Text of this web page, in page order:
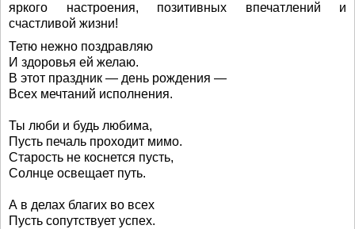
яркого настроения, позитивных впечатлений и
счастливой жизни!
Тетю нежно поздравляю
И здоровья ей желаю.
В этот праздник — день рождения —
Всех мечтаний исполнения.
Ты люби и будь любима,
Пусть печаль проходит мимо.
Старость не коснется пусть,
Солнце освещает путь.
А в делах благих во всех
Пусть сопутствует успех.